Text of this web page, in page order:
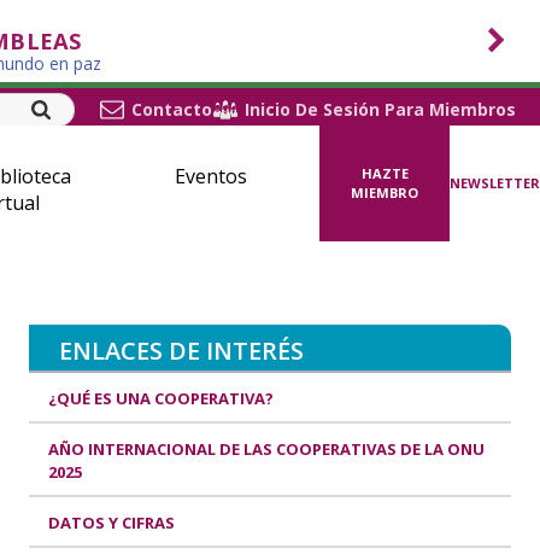
en paz
Contacto Inicio De Sesión Para Miembros
Eventos
HAZTE
MIEMBRO
NEWSLETTER
ENLACES DE INTERÉS
¿QUÉ ES UNA COOPERATIVA?
AÑO INTERNACIONAL DE LAS COOPERATIVAS DE LA ONU
2025
DATOS Y CIFRAS